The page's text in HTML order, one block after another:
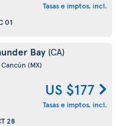
Tasas e imptos. incl.
01
Bay (CA)
(MX)
US $177
Tasas e imptos. incl.
28